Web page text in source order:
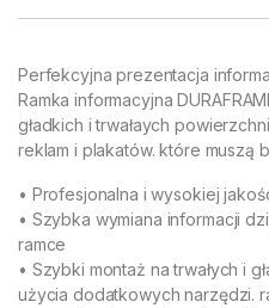
Perfekcyjna prezentacja
Ramka informacyjna
gładkich i trwałaych
reklam i plakatów. które muszą
• Profesjonalna i wysokiej
• Szybka wymiana informacji
ramce
• Szybki montaż na trwałych i
użycia dodatkowych narzędzi.